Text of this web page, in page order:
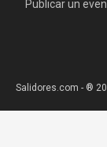
Publicar un
Salidores.com - ®